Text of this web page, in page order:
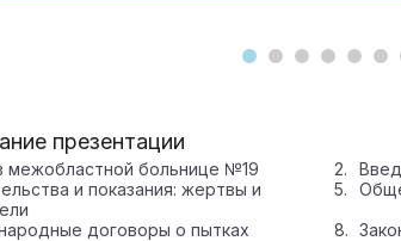
презентации
межобластной больнице №19
и показания: жертвы и
договоры о пытках